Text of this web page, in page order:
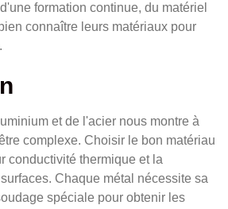
formation continue, du matériel
connaître leurs matériaux pour
et de l'acier nous montre à
complexe. Choisir le bon matériau
conductivité thermique et la
Chaque métal nécessite sa
spéciale pour obtenir les